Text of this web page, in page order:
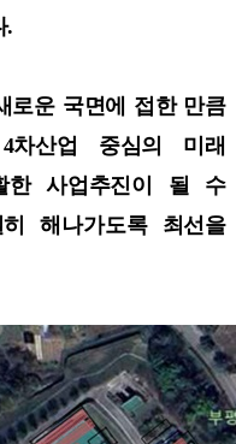
.
로운 국면에 접한 만큼
산업 중심의 미래
한 사업추진이 될 수
해나가도록 최선을